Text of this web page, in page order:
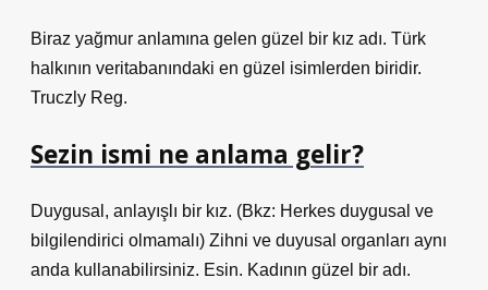
Biraz yağmur anlamına gelen güzel bir kız adı. Türk
halkının veritabanındaki en güzel isimlerden biridir.
Truczly Reg.
Sezin ismi ne anlama gelir?
Duygusal, anlayışlı bir kız. (Bkz: Herkes duygusal ve
bilgilendirici olmamalı) Zihni ve duyusal organları aynı
anda kullanabilirsiniz. Esin. Kadının güzel bir adı.